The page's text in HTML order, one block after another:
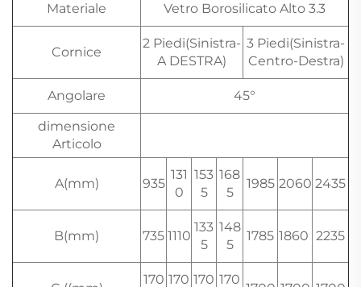
Materiale Vetro Borosilicato Alto 3.3
Cornice
2 Piedi(Sinistra-
A DESTRA)
3 Piedi(Sinistra-
Centro-Destra)
Angolare
45°
dimensione
Articolo
A(mm) 935
131
0
153
5
168
5
1985 2060 2435
B(mm) 735 1110
133
5
148
5
1785 1860 2235
170 170 170 170